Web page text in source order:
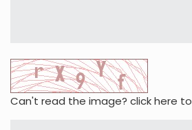
Can't read the image? click here to